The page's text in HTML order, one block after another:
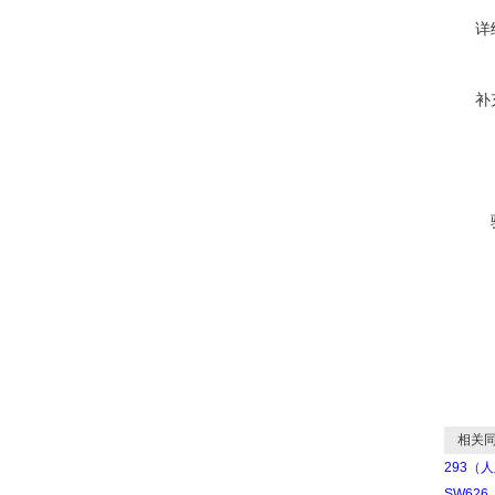
详
补
相关同
293（